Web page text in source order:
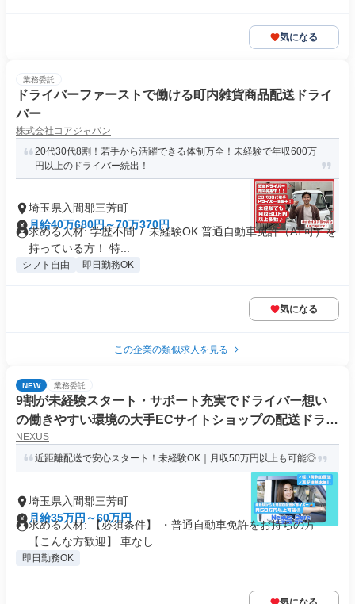
気になる
業務委託
ドライバーファーストで働ける町内雑貨商品配送ドライ
バー
株式会社コアジャパン
20代30代8割！若手から活躍できる体制万全！未経験で年収600万
円以上のドライバー続出！
埼玉県入間郡三芳町
月給40万680円～70万370円
求める人材: 学歴不問 / 未経験OK 普通自動車免許（AT可）を
持っている方！ 特...
シフト自由 即日勤務OK
気になる
この企業の類似求人を見る
NEW 業務委託
9割が未経験スタート・サポート充実でドライバー想い
の働きやすい環境の大手ECサイトショップの配送ドライ
バー
NEXUS
近距離配送で安心スタート！未経験OK｜月収50万円以上も可能◎
埼玉県入間郡三芳町
月給35万円～60万円
求める人材: 【必須条件】 ・普通自動車免許をお持ちの方
【こんな方歓迎】 車なし...
即日勤務OK